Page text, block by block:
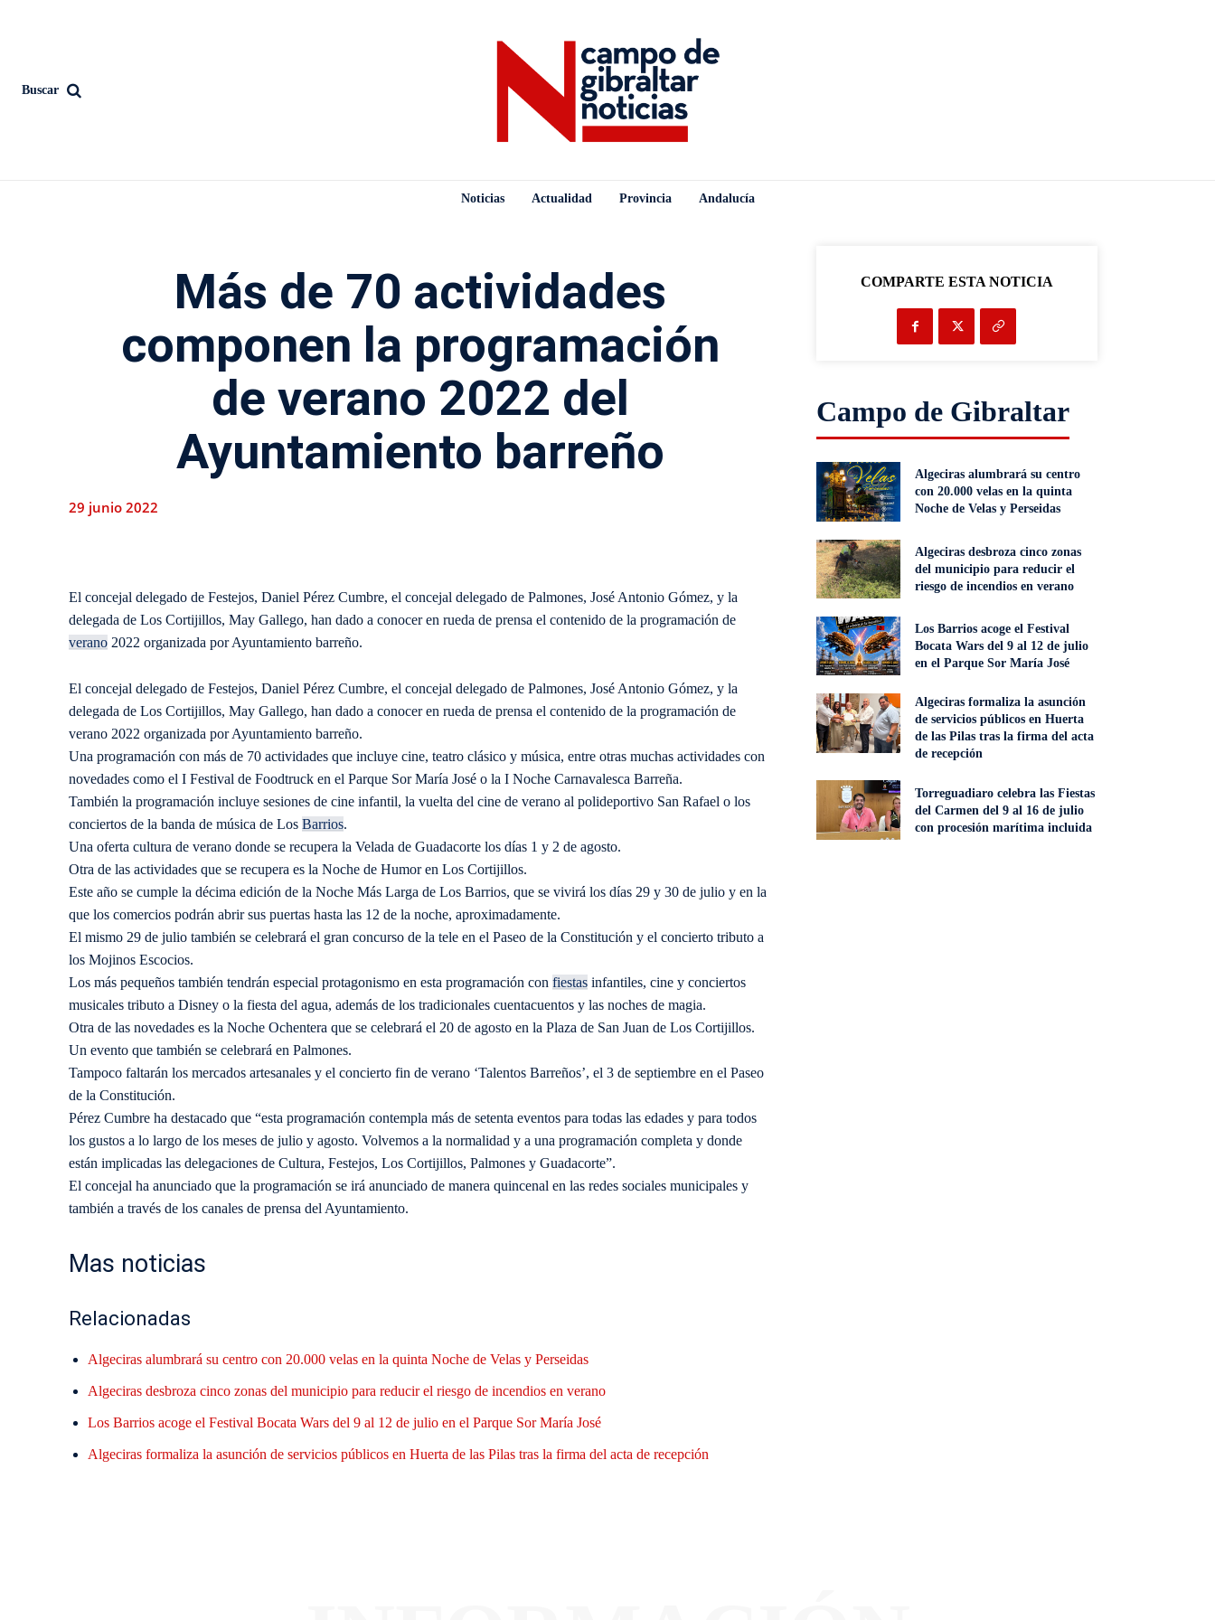
Buscar
Noticias Actualidad Provincia Andalucía
Más de 70 actividades
componen la programación
de verano 2022 del
Ayuntamiento barreño
29 junio 2022
El concejal delegado de Festejos, Daniel Pérez Cumbre, el concejal delegado de Palmones, José Antonio Gómez, y la
delegada de Los Cortijillos, May Gallego, han dado a conocer en rueda de prensa el contenido de la programación de
verano 2022 organizada por Ayuntamiento barreño.
El concejal delegado de Festejos, Daniel Pérez Cumbre, el concejal delegado de Palmones, José Antonio Gómez, y la
delegada de Los Cortijillos, May Gallego, han dado a conocer en rueda de prensa el contenido de la programación de
verano 2022 organizada por Ayuntamiento barreño.
Una programación con más de 70 actividades que incluye cine, teatro clásico y música, entre otras muchas actividades con
novedades como el I Festival de Foodtruck en el Parque Sor María José o la I Noche Carnavalesca Barreña.
También la programación incluye sesiones de cine infantil, la vuelta del cine de verano al polideportivo San Rafael o los
conciertos de la banda de música de Los Barrios.
Una oferta cultura de verano donde se recupera la Velada de Guadacorte los días 1 y 2 de agosto.
Otra de las actividades que se recupera es la Noche de Humor en Los Cortijillos.
Este año se cumple la décima edición de la Noche Más Larga de Los Barrios, que se vivirá los días 29 y 30 de julio y en la
que los comercios podrán abrir sus puertas hasta las 12 de la noche, aproximadamente.
El mismo 29 de julio también se celebrará el gran concurso de la tele en el Paseo de la Constitución y el concierto tributo a
los Mojinos Escocios.
Los más pequeños también tendrán especial protagonismo en esta programación con fiestas infantiles, cine y conciertos
musicales tributo a Disney o la fiesta del agua, además de los tradicionales cuentacuentos y las noches de magia.
Otra de las novedades es la Noche Ochentera que se celebrará el 20 de agosto en la Plaza de San Juan de Los Cortijillos.
Un evento que también se celebrará en Palmones.
Tampoco faltarán los mercados artesanales y el concierto fin de verano ‘Talentos Barreños’, el 3 de septiembre en el Paseo
de la Constitución.
Pérez Cumbre ha destacado que “esta programación contempla más de setenta eventos para todas las edades y para todos
los gustos a lo largo de los meses de julio y agosto. Volvemos a la normalidad y a una programación completa y donde
están implicadas las delegaciones de Cultura, Festejos, Los Cortijillos, Palmones y Guadacorte”.
El concejal ha anunciado que la programación se irá anunciado de manera quincenal en las redes sociales municipales y
también a través de los canales de prensa del Ayuntamiento.
Mas noticias
Relacionadas
Algeciras alumbrará su centro con 20.000 velas en la quinta Noche de Velas y Perseidas
Algeciras desbroza cinco zonas del municipio para reducir el riesgo de incendios en verano
Los Barrios acoge el Festival Bocata Wars del 9 al 12 de julio en el Parque Sor María José
Algeciras formaliza la asunción de servicios públicos en Huerta de las Pilas tras la firma del acta de recepción
COMPARTE ESTA NOTICIA
Campo de Gibraltar
Algeciras alumbrará su centro
con 20.000 velas en la quinta
Noche de Velas y Perseidas
Algeciras desbroza cinco zonas
del municipio para reducir el
riesgo de incendios en verano
Los Barrios acoge el Festival
Bocata Wars del 9 al 12 de julio
en el Parque Sor María José
Algeciras formaliza la asunción
de servicios públicos en Huerta
de las Pilas tras la firma del acta
de recepción
Torreguadiaro celebra las Fiestas
del Carmen del 9 al 16 de julio
con procesión marítima incluida